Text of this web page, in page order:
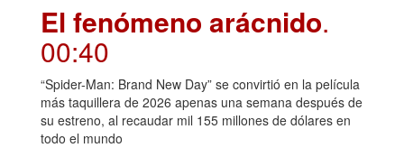
El fenómeno arácnido.
00:40
“Spider-Man: Brand New Day” se convirtió en la película
más taquillera de 2026 apenas una semana después de
su estreno, al recaudar mil 155 millones de dólares en
todo el mundo